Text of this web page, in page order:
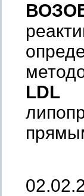
LDL